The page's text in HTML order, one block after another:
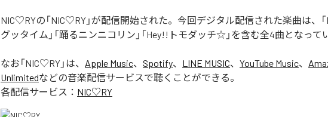
NIC♡RYの「NIC♡RY」が配信開始された。今回デジタル配信された楽曲は、「
グッタイム」「踊るニンニコリン」「Hey!!トモダッチ☆」を含む全4曲となって
なお「NIC♡RY 」は、 Apple Music、 Spotify、 LINE MUSIC、 YouTube Music、
Unlimitedなどの音楽配信サービスで聴くことができる。
各配信サービス： NIC♡RY